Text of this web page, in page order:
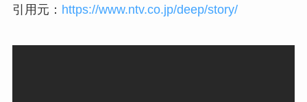
引用元： https://www.ntv.co.jp/deep/story/